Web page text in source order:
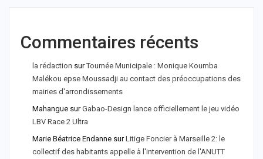
Commentaires récents
la rédaction surTournée Municipale : Monique Koumba
Malékou epse Moussadji au contact des préoccupations des
mairies d'arrondissements
Mahangue surGabao-Design lance officiellement le jeu vidéo
LBV Race 2 Ultra
Marie Béatrice Endanne surLitige Foncier à Marseille 2: le
collectif des habitants appelle à l'intervention de l'ANUTT